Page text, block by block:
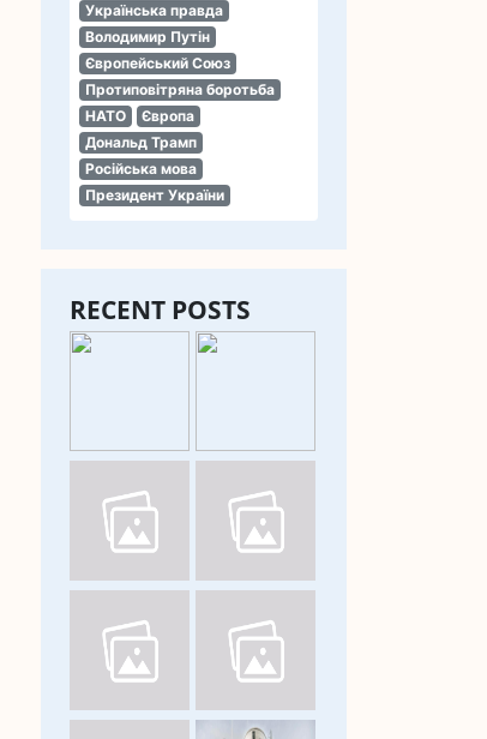
Українська правда
Володимир Путін
Європейський Союз
Протиповітряна боротьба
НАТО
Європа
Дональд Трамп
Російська мова
Президент України
RECENT POSTS